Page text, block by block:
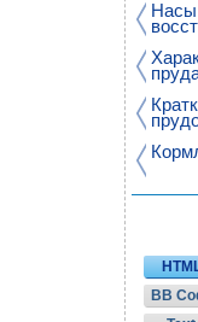
BB